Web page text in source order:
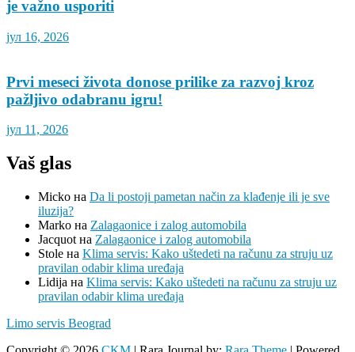
je važno usporiti
јул 16, 2026
Prvi meseci života donose prilike za razvoj kroz
pažljivo odabranu igru!
јул 11, 2026
Vaš glas
Micko на Da li postoji pametan način za klađenje ili je sve
iluzija?
Marko на Zalagaonice i zalog automobila
Jacquot на Zalagaonice i zalog automobila
Stole на Klima servis: Kako uštedeti na računu za struju uz
pravilan odabir klima uređaja
Lidija на Klima servis: Kako uštedeti na računu za struju uz
pravilan odabir klima uređaja
Limo servis Beograd